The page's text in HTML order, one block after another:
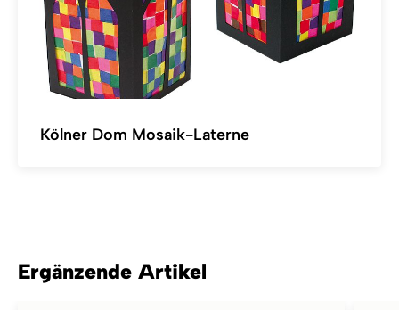
Kölner Dom Mosaik-Laterne
Ergänzende Artikel